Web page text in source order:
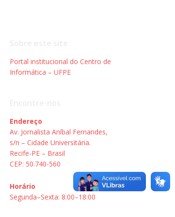
Portal institucional do Centro de
Informática – UFPE
Endereço
Av. Jornalista Aníbal Fernandes,
s/n – Cidade Universitária.
Recife-PE – Brasil
CEP: 50.740-560
Horário
Segunda–Sexta: 8:00–18:00